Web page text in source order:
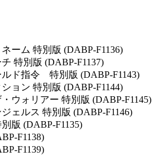
ーム 特別版 (DABP-F1136)
特別版 (DABP-F1137)
ド指令 特別版 (DABP-F1143)
ョン 特別版 (DABP-F1144)
ウォリアー 特別版 (DABP-F1145)
ェルス 特別版 (DABP-F1146)
版 (DABP-F1135)
F1138)
F1139)